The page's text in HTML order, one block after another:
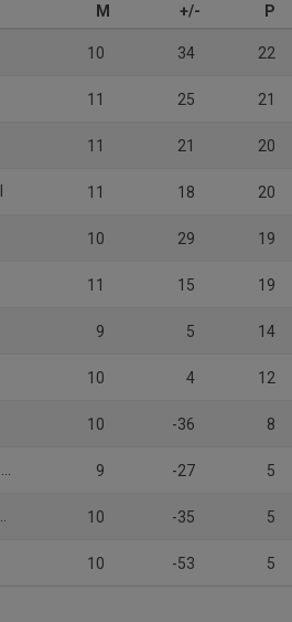
M +/- P
10 34 22
11 25 21
11 21 20
11 18 20
10 29 19
11 15 19
9 5 14
10 4 12
10 -36 8
9 -27 5
10 -35 5
10 -53 5